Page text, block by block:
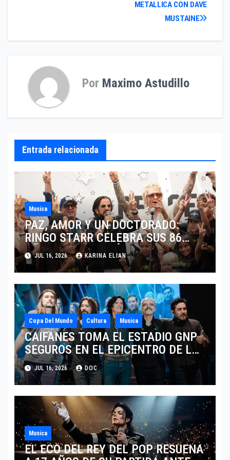
METALLICA CON DAVE
MUSTAINE
Por Maximo Astudillo
Entrada relacionada
Musica
PAZ, AMOR Y UN DOCTORADO:
RINGO STARR CELEBRA SUS 86
AÑOS CON LOS MÁXIMOS
HONORES DE LIVERPOOL
JUL 16, 2026 KARINA ELIAN
Copa Del Mundo Cultura Musica
CAIFANES TOMA EL ESTADIO GNP
SEGUROS EN EL EPICENTRO DE LA
IDENTIDAD MEXICANA
JUL 16, 2026 DOC
Musica
EL ECO DEL REY DEL POP RESUENA